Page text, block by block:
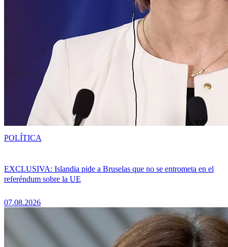
EXCLUSIVA: Islandia pide a Bruselas que no se entrometa en el
referéndum sobre la UE
07.08.2026
POLÍTICA